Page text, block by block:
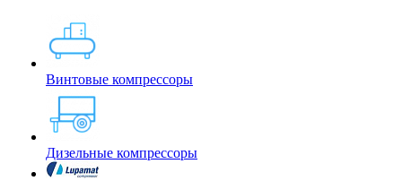
Винтовые компрессоры
Дизельные компрессоры